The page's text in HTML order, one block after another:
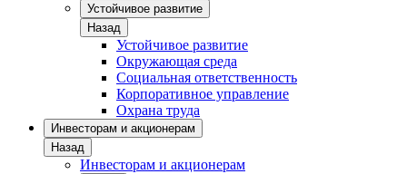
Устойчивое развитие
Назад
Устойчивое развитие
Окружающая среда
Социальная ответственность
Корпоративное управление
Охрана труда
Инвесторам и акционерам
Назад
Инвесторам и акционерам